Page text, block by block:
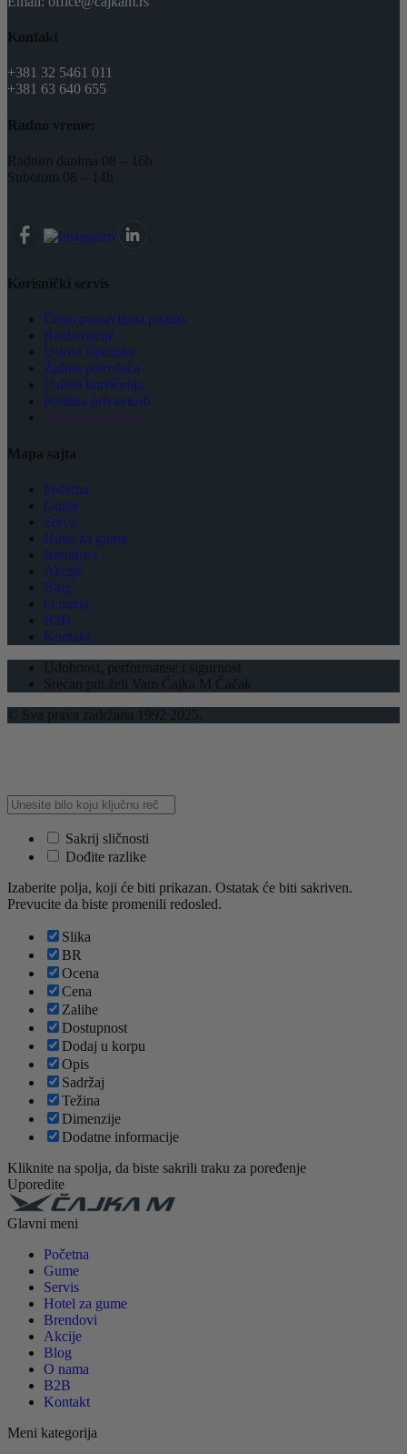
Kontakt
+381 32 5461 011
+381 63 640 655
Radno vreme:
Radnim danima 08 – 16h
Subotom 08 – 14h
Korisnički servis
Često postavljana pitanja
Reklamacije
Uslovi Isporuke
Zaštita potrošača
Uslovi korišćenja
Politika privatnosti
Postavke kolačića
Mapa sajta
Početna
Gume
Servis
Hotel za gume
Brendovi
Akcije
Blog
O nama
B2B
Kontakt
Udobnost, performanse i sigurnost
Srećan put želi Vam Čajka M Čačak
© Sva prava zadržana 1992 2025.
Sakrij sličnosti
Dođite razlike
Izaberite polja, koji će biti prikazan. Ostatak će biti sakriven.
Prevucite da biste promenili redosled.
Slika
BR
Ocena
Cena
Zalihe
Dostupnost
Dodaj u korpu
Opis
Sadržaj
Težina
Dimenzije
Dodatne informacije
Kliknite na spolja, da biste sakrili traku za poređenje
Uporedite
Glavni meni
Početna
Gume
Servis
Hotel za gume
Brendovi
Akcije
Blog
O nama
B2B
Kontakt
Meni kategorija